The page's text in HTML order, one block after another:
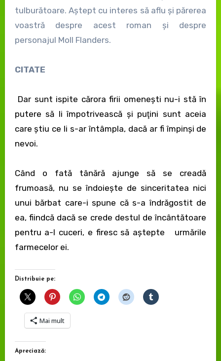
tulburătoare. Aștept cu interes să aflu și părerea
voastră despre acest roman și despre
personajul Moll Flanders.
CITATE
Dar sunt ispite cărora firii omeneşti nu-i stă în
putere să li împotrivească şi puţini sunt aceia
care ştiu ce li s-ar întâmpla, dacă ar fi împinşi de
nevoi.
Când o fată tânără ajunge să se creadă
frumoasă, nu se îndoieşte de sinceritatea nici
unui bărbat care-i spune că s-a îndrăgostit de
ea, fiindcă dacă se crede destul de încântătoare
pentru a-l cuceri, e firesc să aştepte urmările
farmecelor ei.
Distribuie pe:
Mai mult
Apreciază: